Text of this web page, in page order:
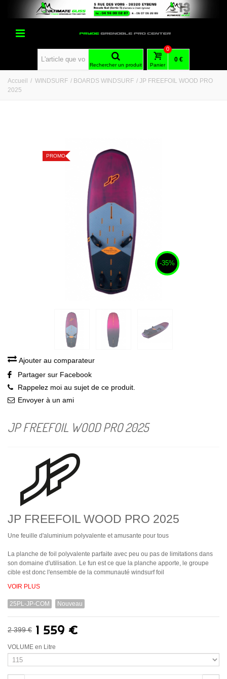
Rechercher un produit Panier
0
0 €
Accueil / WINDSURF / BOARDS WINDSURF / JP FREEFOIL WOOD PRO
2025
PROMO
-35%
Ajouter au comparateur
Partager sur Facebook
Rappelez moi au sujet de ce produit.
Envoyer à un ami
JP FREEFOIL WOOD PRO 2025
JP FREEFOIL WOOD PRO 2025
Une feuille d'aluminium polyvalente et amusante pour tous
La planche de foil polyvalente parfaite avec peu ou pas de limitations dans
son domaine d'utilisation. Le fun est ce que la planche apporte, le groupe
cible est donc l'ensemble de la communauté windsurf foil
VOIR PLUS
25PL-JP-COM Nouveau
2 399 € 1 559 €
VOLUME en Litre